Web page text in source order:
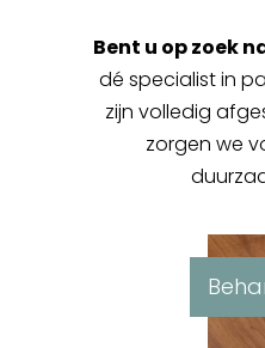
Bent u op zoek
dé specialist in
zijn volledig
zorgen we